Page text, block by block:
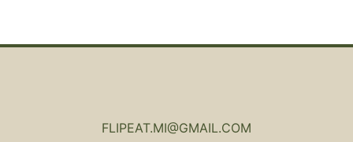
FLIPEAT.MI@GMAIL.COM